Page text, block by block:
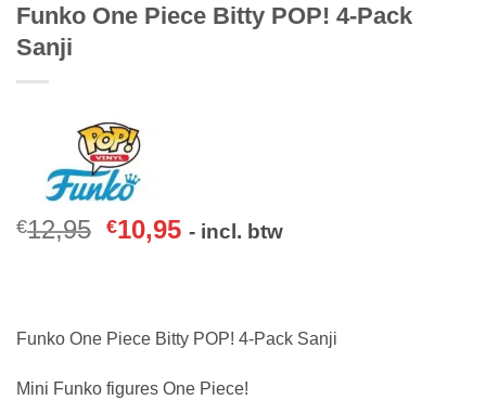
Funko One Piece Bitty POP! 4-Pack
Sanji
€12,95 €10,95 - incl. btw
Funko One Piece Bitty POP! 4-Pack Sanji
Mini Funko figures One Piece!